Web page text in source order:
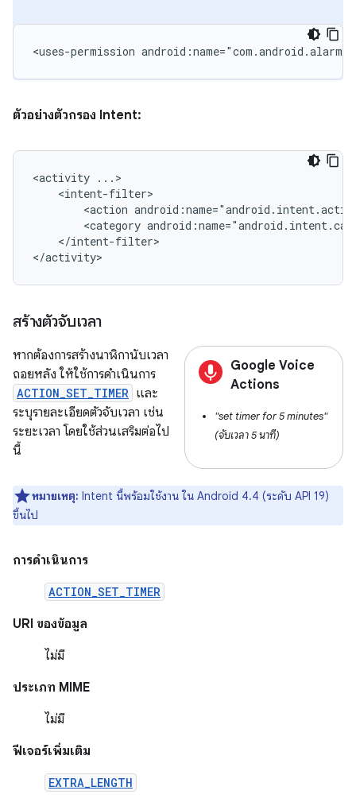
<uses-permission
ตัวอย่างตัวกรอง Intent:
<activity
<action
<category
</intent-filter>
</activity>
สร้างตัวจับเวลา
Google Voice
Actions
"set timer for 5 minutes"
(จับเวลา 5 นาที)
หากต้องการสร้างนาฬิกานับเวลา
ถอยหลัง ให้ใช้การดำเนินการ
ACTION_SET_TIMER และ
ระบุรายละเอียดตัวจับเวลา เช่น
ระยะเวลา โดยใช้ส่วนเสริมต่อไป
นี้
หมายเหตุ: Intent นี้พร้อมใช้งาน ใน Android 4.4 (ระดับ API 19)
ขึ้นไป
การดำเนินการ
ACTION_SET_TIMER
URI ของข้อมูล
ไม่มี
ประเภท MIME
ไม่มี
ฟีเจอร์เพิ่มเติม
EXTRA_LENGTH